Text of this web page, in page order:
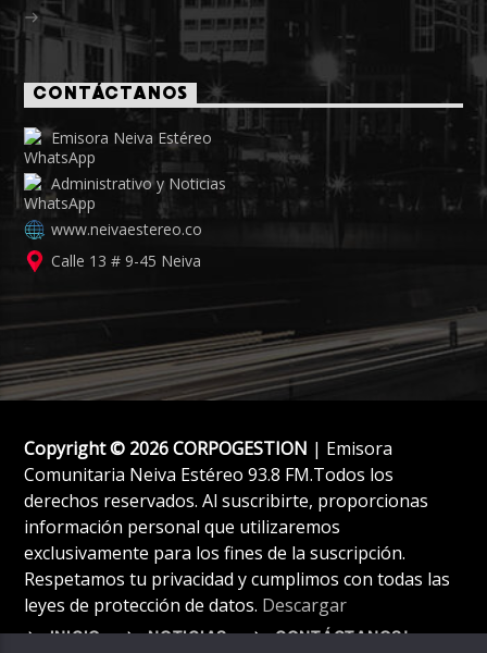
CONTÁCTANOS
Emisora Neiva Estéreo
Administrativo y Noticias
www.neivaestereo.co
Calle 13 # 9-45 Neiva
Copyright © 2026 CORPOGESTION | Emisora
Comunitaria Neiva Estéreo 93.8 FM.Todos los
derechos reservados. Al suscribirte, proporcionas
información personal que utilizaremos
exclusivamente para los fines de la suscripción.
Respetamos tu privacidad y cumplimos con todas las
leyes de protección de datos. Descargar
INICIO NOTICIAS CONTÁCTANOS!